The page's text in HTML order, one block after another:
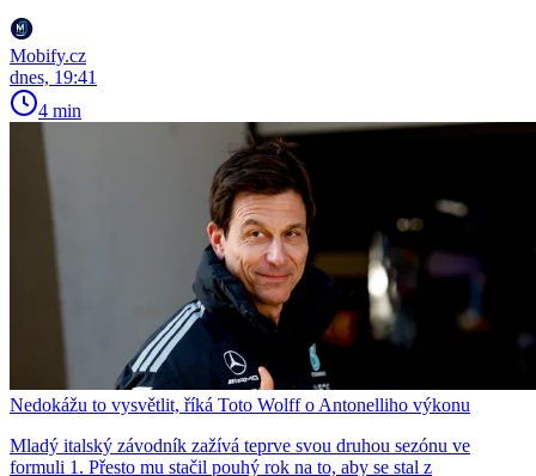
Mobify.cz
dnes, 19:41
4 min
Nedokážu to vysvětlit, říká Toto Wolff o Antonelliho výkonu
Mladý italský závodník zažívá teprve svou druhou sezónu ve
formuli 1. Přesto mu stačil pouhý rok na to, aby se stal z